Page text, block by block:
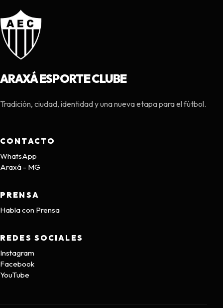
ARAXÁ ESPORTE CLUBE
Tradición, ciudad, identidad y una nueva etapa para el fútbol.
CONTACTO
WhatsApp
Araxá - MG
PRENSA
Habla con Prensa
REDES SOCIALES
Instagram
Facebook
YouTube